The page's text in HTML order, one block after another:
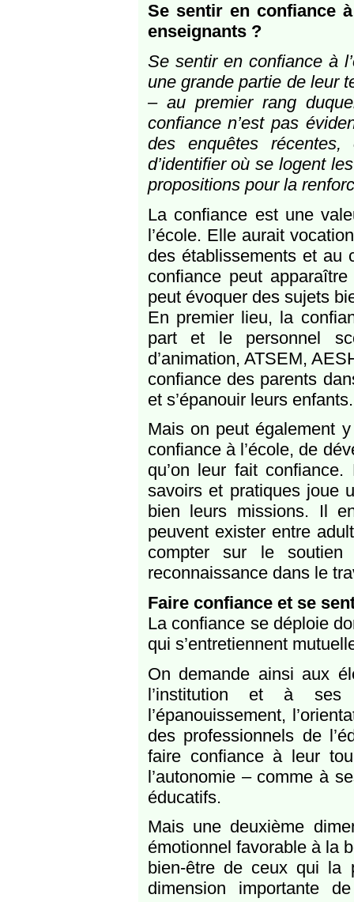
Se sentir en confiance
enseignants ?
Se sentir en confiance à
une grande partie de leur
– au premier rang
confiance n’est pas
des enquêtes
d’identifier où se logent
propositions pour la
La confiance est une
l’école. Elle aurait
des établissements et au
confiance peut
peut évoquer des sujets
En premier lieu, la
part et le personnel
d’animation, ATSEM,
confiance des parents
et s’épanouir leurs enfants.
Mais on peut également
confiance à l’école, de
qu’on leur fait
savoirs et pratiques joue
bien leurs missions. Il
peuvent exister entre
compter sur le
reconnaissance dans le
Faire confiance et se
La confiance se déploie
qui s’entretiennent
On demande ainsi aux
l’institution et à ses
l’épanouissement,
des professionnels de
faire confiance à leur
l’autonomie – comme à
éducatifs.
Mais une deuxième
émotionnel favorable à la
bien-être de ceux qui la
dimension importante